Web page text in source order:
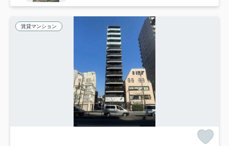
賃貸マンション